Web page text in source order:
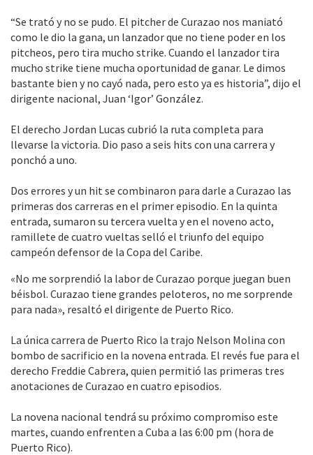
“Se trató y no se pudo. El pitcher de Curazao nos maniató
como le dio la gana, un lanzador que no tiene poder en los
pitcheos, pero tira mucho strike. Cuando el lanzador tira
mucho strike tiene mucha oportunidad de ganar. Le dimos
bastante bien y no cayó nada, pero esto ya es historia”, dijo el
dirigente nacional, Juan ‘Igor’ González.
El derecho Jordan Lucas cubrió la ruta completa para
llevarse la victoria. Dio paso a seis hits con una carrera y
ponchó a uno.
Dos errores y un hit se combinaron para darle a Curazao las
primeras dos carreras en el primer episodio. En la quinta
entrada, sumaron su tercera vuelta y en el noveno acto,
ramillete de cuatro vueltas selló el triunfo del equipo
campeón defensor de la Copa del Caribe.
«No me sorprendió la labor de Curazao porque juegan buen
béisbol. Curazao tiene grandes peloteros, no me sorprende
para nada», resaltó el dirigente de Puerto Rico.
La única carrera de Puerto Rico la trajo Nelson Molina con
bombo de sacrificio en la novena entrada. El revés fue para el
derecho Freddie Cabrera, quien permitió las primeras tres
anotaciones de Curazao en cuatro episodios.
La novena nacional tendrá su próximo compromiso este
martes, cuando enfrenten a Cuba a las 6:00 pm (hora de
Puerto Rico).